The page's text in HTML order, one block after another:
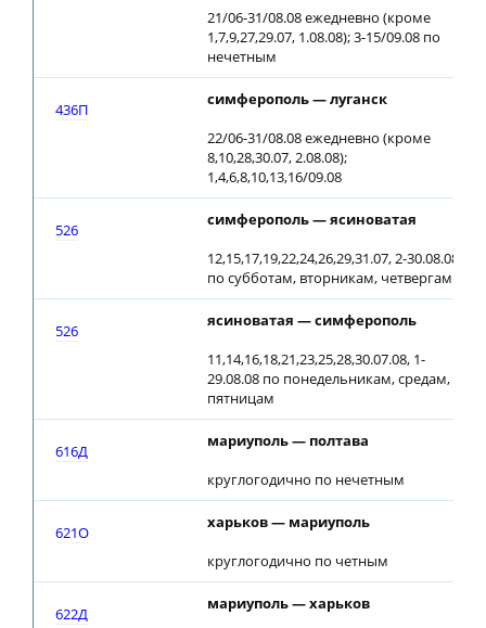
21/06-31/08.08 ежедневно (кроме
1,7,9,27,29.07, 1.08.08); 3-15/09.08 по
нечетным
436П
симферополь — луганск
22/06-31/08.08 ежедневно (кроме
8,10,28,30.07, 2.08.08);
1,4,6,8,10,13,16/09.08
526
симферополь — ясиноватая
12,15,17,19,22,24,26,29,31.07, 2-30.08.08
по субботам, вторникам, четвергам
526
ясиноватая — симферополь
11,14,16,18,21,23,25,28,30.07.08, 1-
29.08.08 по понедельникам, средам,
пятницам
616Д
мариуполь — полтава
круглогодично по нечетным
621О
харьков — мариуполь
круглогодично по четным
622Д
мариуполь — харьков